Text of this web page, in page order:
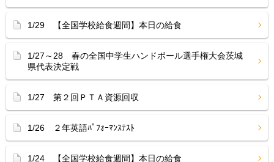
1/29 【全国学校給食週間】本日の給食
1/27～28 春の全国中学生ハンドボール選手権大会茨城
県代表決定戦
1/27 第２回ＰＴＡ資源回収
1/26 ２年英語ﾊﾟﾌｫｰﾏﾝｽﾃｽﾄ
1/24 【全国学校給食週間】本日の給食